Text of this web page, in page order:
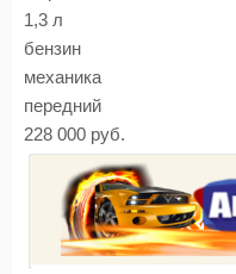
1,3 л
бензин
механика
передний
228 000 руб.